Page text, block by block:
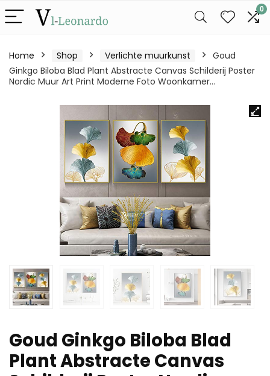
0
Home Shop Verlichte muurkunst
Goud
Ginkgo Biloba Blad Plant Abstracte Canvas Schilderij Poster
Nordic Muur Art Print Moderne Foto Woonkamer…
Goud Ginkgo Biloba Blad
Plant Abstracte Canvas